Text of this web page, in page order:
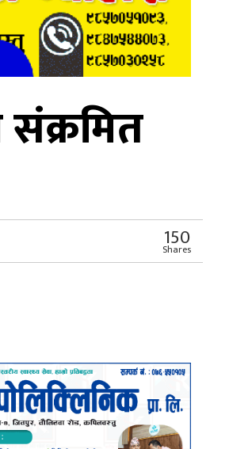
150
Shares